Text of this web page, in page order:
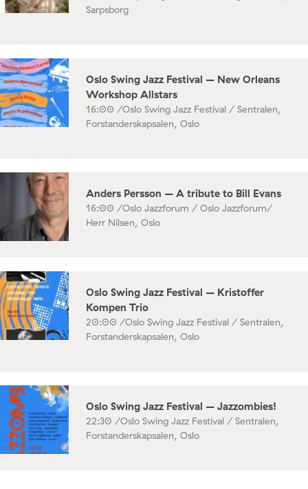
Sarpsborg
Oslo Swing Jazz Festival – New Orleans
Workshop Allstars
16:00 /Oslo Swing Jazz Festival / Sentralen,
Forstanderskapsalen, Oslo
Anders Persson – A tribute to Bill Evans
16:00 /Oslo Jazzforum / Oslo Jazzforum/
Herr Nilsen, Oslo
Oslo Swing Jazz Festival – Kristoffer
Kompen Trio
20:00 /Oslo Swing Jazz Festival / Sentralen,
Forstanderskapsalen, Oslo
Oslo Swing Jazz Festival – Jazzombies!
22:30 /Oslo Swing Jazz Festival / Sentralen,
Forstanderskapsalen, Oslo